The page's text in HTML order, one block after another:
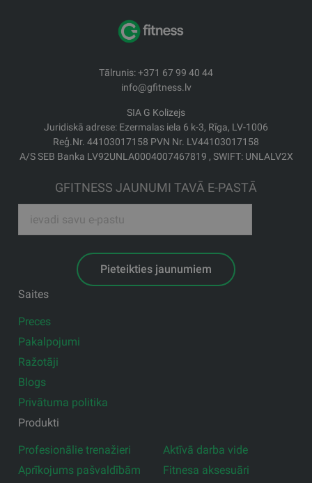
Tālrunis: +371 67 99 40 44
info@gfitness.lv
SIA G Kolizejs
Juridiskā adrese: Ezermalas iela 6 k-3, Rīga, LV-1006
Reģ.Nr. 44103017158 PVN Nr. LV44103017158
A/S SEB Banka LV92UNLA0004007467819 , SWIFT: UNLALV2X
GFITNESS JAUNUMI TAVĀ E-PASTĀ
Pieteikties jaunumiem
Saites
Preces
Pakalpojumi
Ražotāji
Blogs
Privātuma politika
Produkti
Profesionālie trenažieri
Aprīkojums pašvaldībām
Aktīvā darba vide
Fitnesa aksesuāri